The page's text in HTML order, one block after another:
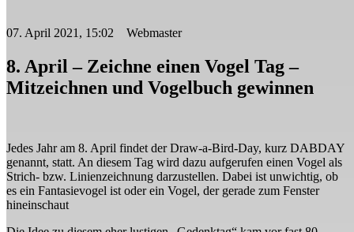
07. April 2021, 15:02 Webmaster
8. April – Zeichne einen Vogel Tag –
Mitzeichnen und Vogelbuch gewinnen
Jedes Jahr am 8. April findet der Draw-a-Bird-Day, kurz DABDAY
genannt, statt. An diesem Tag wird dazu aufgerufen einen Vogel als
Strich- bzw. Linienzeichnung darzustellen. Dabei ist unwichtig, ob
es ein Fantasievogel ist oder ein Vogel, der gerade zum Fenster
hineinschaut